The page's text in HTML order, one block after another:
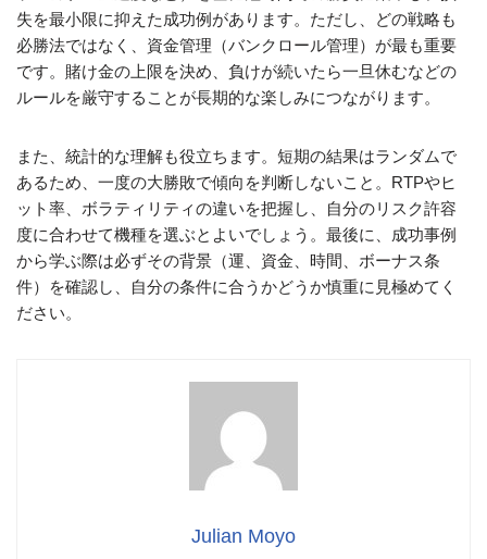
失を最小限に抑えた成功例があります。ただし、どの戦略も
必勝法ではなく、資金管理（バンクロール管理）が最も重要
です。賭け金の上限を決め、負けが続いたら一旦休むなどの
ルールを厳守することが長期的な楽しみにつながります。
また、統計的な理解も役立ちます。短期の結果はランダムで
あるため、一度の大勝敗で傾向を判断しないこと。RTPやヒ
ット率、ボラティリティの違いを把握し、自分のリスク許容
度に合わせて機種を選ぶとよいでしょう。最後に、成功事例
から学ぶ際は必ずその背景（運、資金、時間、ボーナス条
件）を確認し、自分の条件に合うかどうか慎重に見極めてく
ださい。
Julian Moyo